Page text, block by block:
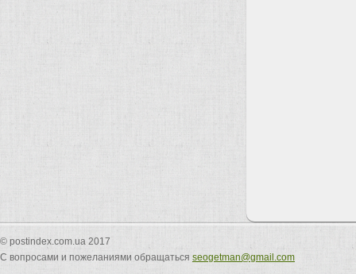
© postindex.com.ua 2017
С вопросами и пожеланиями обращаться seogetman@gmail.com